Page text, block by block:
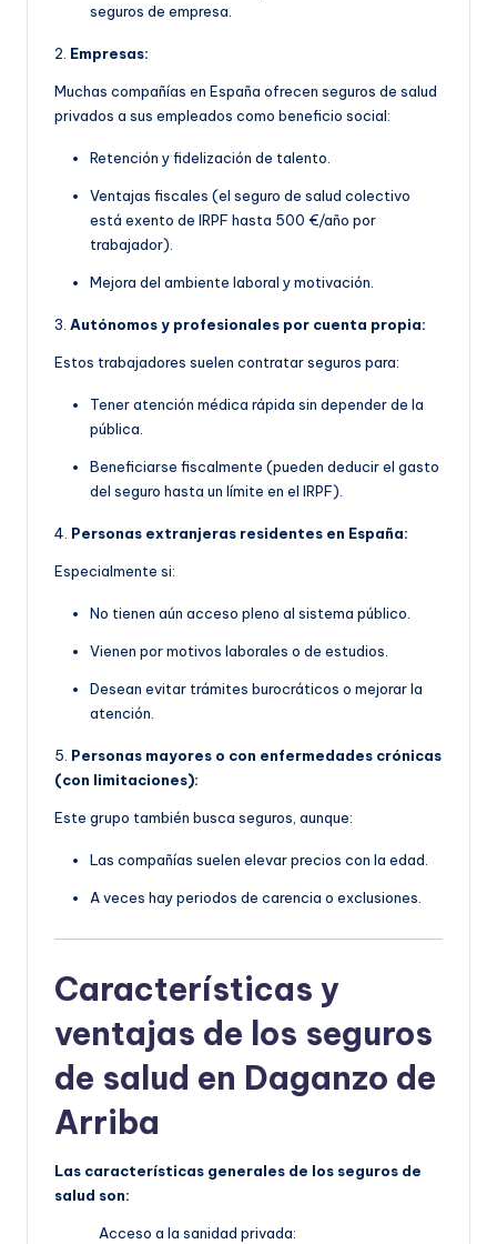
seguros de empresa.
2. Empresas:
Muchas compañías en España ofrecen seguros de salud
privados a sus empleados como beneficio social:
Retención y fidelización de talento.
Ventajas fiscales (el seguro de salud colectivo
está exento de IRPF hasta 500 €/año por
trabajador).
Mejora del ambiente laboral y motivación.
3. Autónomos y profesionales por cuenta propia:
Estos trabajadores suelen contratar seguros para:
Tener atención médica rápida sin depender de la
pública.
Beneficiarse fiscalmente (pueden deducir el gasto
del seguro hasta un límite en el IRPF).
4. Personas extranjeras residentes en España:
Especialmente si:
No tienen aún acceso pleno al sistema público.
Vienen por motivos laborales o de estudios.
Desean evitar trámites burocráticos o mejorar la
atención.
5. Personas mayores o con enfermedades crónicas
(con limitaciones):
Este grupo también busca seguros, aunque:
Las compañías suelen elevar precios con la edad.
A veces hay periodos de carencia o exclusiones.
Características y
ventajas de los seguros
de salud en Daganzo de
Arriba
Las características generales de los seguros de
salud son:
Acceso a la sanidad privada: